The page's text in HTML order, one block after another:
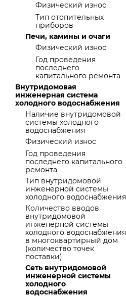
Физический износ
Тип отопительных
приборов
Печи, камины и очаги
Физический износ
Год проведения
последнего
капитального ремонта
Внутридомовая
инженерная система
холодного водоснабжения
Наличие внутридомовой
системы холодного
водоснабжения
Физический износ
Год проведения
последнего капитального
ремонта
Тип внутридомовой
инженерной системы
холодного водоснабжения
Количество вводов
внутридомовой
инженерной системы
холодного водоснабжения
в многоквартирный дом
(количество точек
поставки)
Сеть внутридомовой
инженерной системы
холодного
водоснабжения